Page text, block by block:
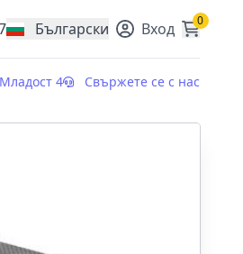
Български
, change currency Вход 0
4 Свържете се с нас